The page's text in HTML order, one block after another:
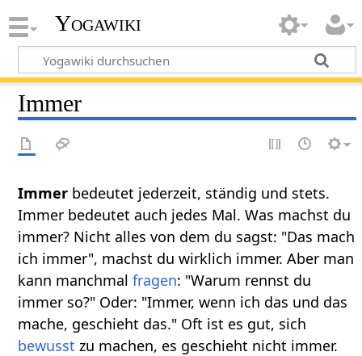
Yogawiki
Immer
bedeutet jederzeit, ständig und stets.
Immer bedeutet auch jedes Mal. Was machst du
immer? Nicht alles von dem du sagst: "Das mach
ich immer", machst du wirklich immer. Aber man
kann manchmalfragen: "Warum rennst du
immer so?" Oder: "Immer, wenn ich das und das
mache, geschieht das." Oft ist es gut, sich
bewusst zu machen, es geschieht nicht immer.